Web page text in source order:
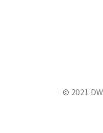
© 2021